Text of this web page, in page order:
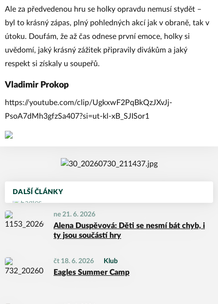
DALŠÍ ČLÁNKY
ne 21. 6. 2026
Alena Duspěvová: Děti se nesmí bát chyb, i
ty jsou součástí hry
čt 18. 6. 2026 Klub
Eagles Summer Camp
Ale za předvedenou hru se holky opravdu nemusí stydět –
byl to krásný zápas, plný pohledných akcí jak v obraně, tak v
útoku. Doufám, že až čas odnese první emoce, holky si
uvědomí, jaký krásný zážitek připravily divákům a jaký
respekt si získaly u soupeřů.
Vladimir Prokop
https://youtube.com/clip/UgkxwF2PqBkQzJXvJj-
PsoA7dMh3gfzSa407?si=ut-kl-xB_SJISor1